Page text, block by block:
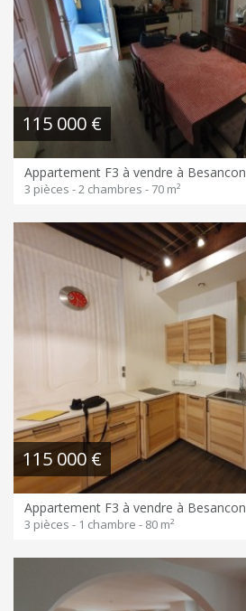
115 000 €
Appartement F3 à vendre à Besancon
3 pièces - 2 chambres - 70 m²
115 000 €
Appartement F3 à vendre à Besancon
3 pièces - 1 chambre - 80 m²